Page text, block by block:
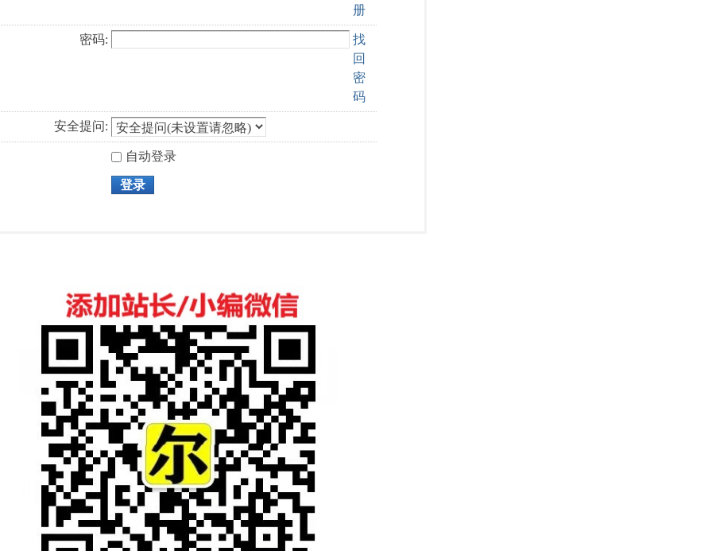
册
密码:
找
回
密
码
安全提问:
自动登录
登录